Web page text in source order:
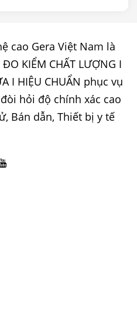
cao Gera Việt Nam là
KIỂM CHẤT LƯỢNG I
I HIỆU CHUẨN phục vụ
hỏi độ chính xác cao
Bán dẫn, Thiết bị y tế